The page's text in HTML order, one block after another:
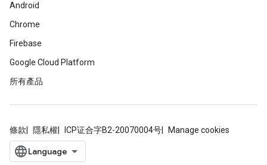
Android
Chrome
Firebase
Google Cloud Platform
所有產品
條款 隱私權 ICP证合字B2-20070004号 Manage cookies